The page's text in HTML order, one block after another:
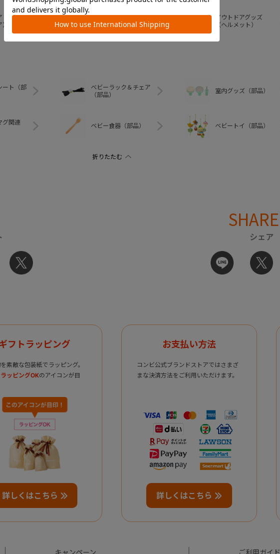
ベビートイ
アウトドアグッズ
（ヘルメット）
ート（部
ベビーラック＆チェア
（部品）
室内グッズ（部品）
グ関連
ベビー食器（部品） ベビートイ（部品）
SHARE
シェア
フトラッピング
素敵な包装紙でラッピング。
ッピングOKのアイコンが目
詳しくはこちら
お支払い方法
コンビ公式ブランドストアではさまざ
まな決済方法をご利用いただけます。
詳しくはこちら
キャンペーン ご利用ガイド